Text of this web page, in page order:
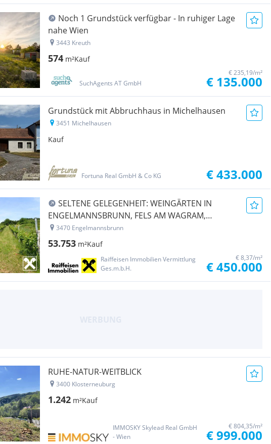
Noch 1 Grundstück verfügbar - In ruhiger Lage
nahe Wien
3443 Kreuth
574 m²Kauf
SuchAgents AT GmbH
€ 235,19/m²
€ 135.000
Grundstück mit Abbruchhaus in Michelhausen
3451 Michelhausen
Kauf
Fortuna Real GmbH & Co KG € 433.000
SELTENE GELEGENHEIT: WEINGÄRTEN IN
ENGELMANNSBRUNN, FELS AM WAGRAM,
RUPPERSTHAL UND THÜRNTHAL - WEINGARTEN,
LANDWIRTSCHAFTLICHE FLÄCHE
3470 Engelmannsbrunn
53.753 m²Kauf
Raiffeisen Immobilien Vermittlung
Ges.m.b.H.
€ 8,37/m²
€ 450.000
RUHE-NATUR-WEITBLICK
3400 Klosterneuburg
1.242 m²Kauf
IMMOSKY Skylead Real GmbH
- Wien
€ 804,35/m²
€ 999.000